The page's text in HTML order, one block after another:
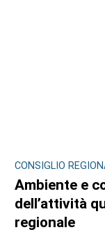
CONSIGLIO
Ambiente e
dell’attività
regionale